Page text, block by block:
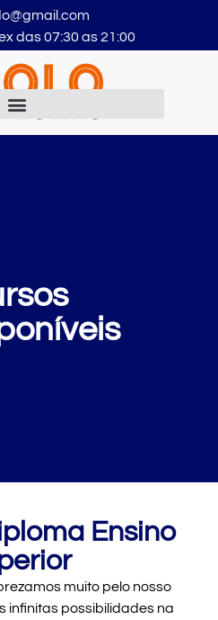
das 07:30 as 21:00
Ensino
muito pelo nosso
infinitas possibilidades na